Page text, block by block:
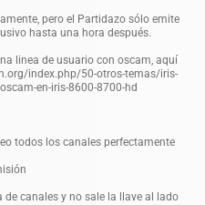
pero el Partidazo sólo emite
hasta una hora después.
linea de usuario con oscam, aquí
index.php/50-otros-temas/iris-
en-iris-8600-8700-hd
todos los canales perfectamente
de canales y no sale la llave al lado